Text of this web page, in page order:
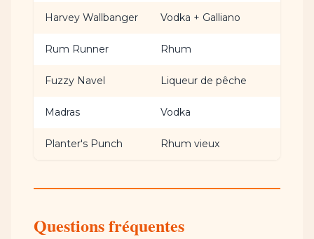
Harvey Wallbanger Vodka + Galliano
Rum Runner Rhum
Fuzzy Navel Liqueur de pêche
Madras Vodka
Planter's Punch Rhum vieux
Questions fréquentes